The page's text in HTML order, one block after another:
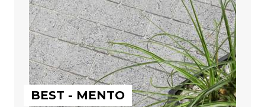
BEST - MENTO